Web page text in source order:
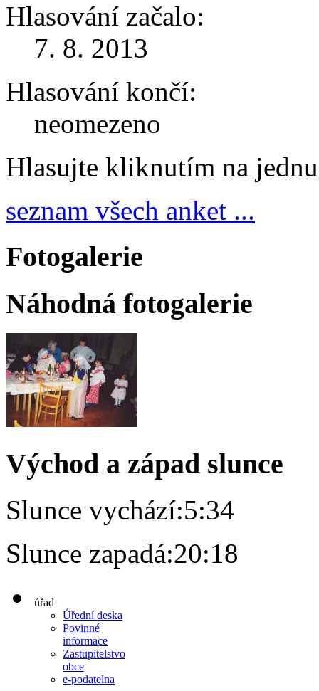
Hlasování začalo:
7. 8. 2013
Hlasování končí:
neomezeno
Hlasujte kliknutím na
seznam všech anket ...
Fotogalerie
Náhodná fotogalerie
Východ a západ slunce
Slunce vychází:5:34
Slunce zapadá:20:18
úřad
Úřední deska
Povinné
informace
Zastupitelstvo
obce
e-podatelna